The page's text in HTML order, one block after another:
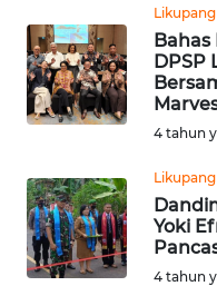
Likupang
Bahas
DPSP
4 tahun
Likupang
Yoki
4 tahun
SULSEL
WN
GORONTALO
WN
SULUT
WN